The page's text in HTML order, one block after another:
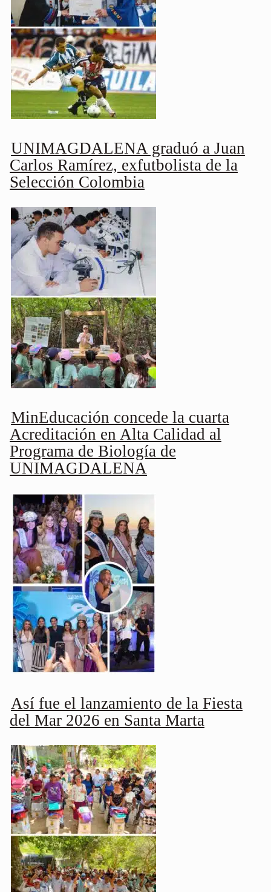
UNIMAGDALENA graduó a Juan
Carlos Ramírez, exfutbolista de la
Selección Colombia
MinEducación concede la cuarta
Acreditación en Alta Calidad al
Programa de Biología de
UNIMAGDALENA
Así fue el lanzamiento de la Fiesta
del Mar 2026 en Santa Marta